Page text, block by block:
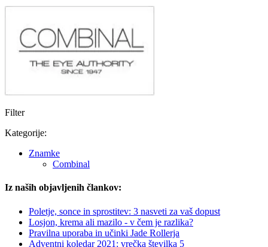
Filter
Kategorije:
Znamke
Combinal
Iz naših objavljenih člankov:
Poletje, sonce in sprostitev: 3 nasveti za vaš dopust
Losjon, krema ali mazilo - v čem je razlika?
Pravilna uporaba in učinki Jade Rollerja
Adventni koledar 2021: vrečka številka 5